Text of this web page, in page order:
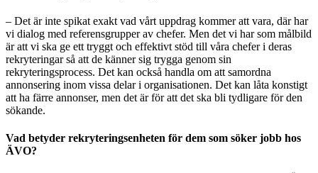
– Det är inte spikat exakt vad vårt uppdrag kommer att vara, där har
vi dialog med referensgrupper av chefer. Men det vi har som målbild
är att vi ska ge ett tryggt och effektivt stöd till våra chefer i deras
rekryteringar så att de känner sig trygga genom sin
rekryteringsprocess. Det kan också handla om att samordna
annonsering inom vissa delar i organisationen. Det kan låta konstigt
att ha färre annonser, men det är för att det ska bli tydligare för den
sökande.
Vad betyder rekryteringsenheten för dem som söker jobb hos
ÄVO?